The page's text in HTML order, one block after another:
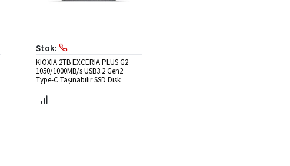
Stok:
KIOXIA 2TB EXCERIA PLUS G2
1050/1000MB/s USB3.2 Gen2
Type-C Taşınabilir SSD Disk